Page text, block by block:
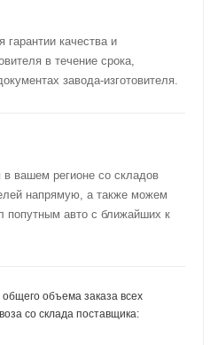
гарантии качества и
в течение срока,
завода-изготовителя.
в вашем регионе со складов
напрямую, а также можем
попутным авто с ближайших к
объема заказа всех
со склада поставщика: